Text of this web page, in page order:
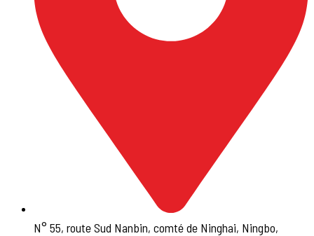
N° 55, route Sud Nanbin, comté de Ninghai, Ningbo,